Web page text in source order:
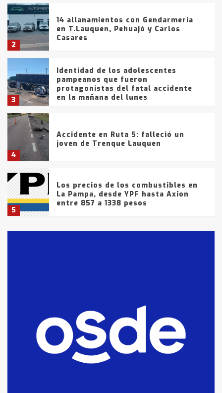
2
14 allanamientos con Gendarmería
en T.Lauquen, Pehuajó y Carlos
Casares
3
Identidad de los adolescentes
pampeanos que fueron
protagonistas del fatal accidente
en la mañana del lunes
4
Accidente en Ruta 5: falleció un
joven de Trenque Lauquen
5
Los precios de los combustibles en
La Pampa, desde YPF hasta Axion
entre 857 a 1338 pesos
fueron detenidos por
comercialización de drogas en la
tarde del sábado
T.Lauquen: se vendió el edificio de
lo que fue la planta Industrial del